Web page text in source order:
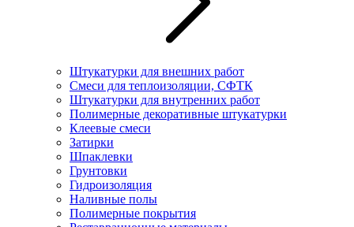
Штукатурки для внешних работ
Смеси для теплоизоляции, СФТК
Штукатурки для внутренних работ
Полимерные декоративные штукатурки
Клеевые смеси
Затирки
Шпаклевки
Грунтовки
Гидроизоляция
Наливные полы
Полимерные покрытия